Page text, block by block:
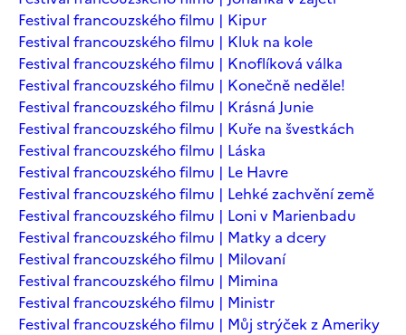
Festival francouzského filmu | Kipur
Festival francouzského filmu | Kluk na kole
Festival francouzského filmu | Knoflíková válka
Festival francouzského filmu | Konečně neděle!
Festival francouzského filmu | Krásná Junie
Festival francouzského filmu | Kuře na švestkách
Festival francouzského filmu | Láska
Festival francouzského filmu | Le Havre
Festival francouzského filmu | Lehké zachvění země
Festival francouzského filmu | Loni v Marienbadu
Festival francouzského filmu | Matky a dcery
Festival francouzského filmu | Milovaní
Festival francouzského filmu | Mimina
Festival francouzského filmu | Ministr
Festival francouzského filmu | Můj strýček z Ameriky